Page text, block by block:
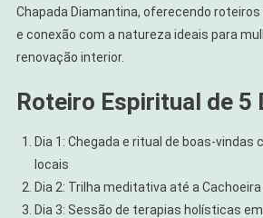
Chapada Diamantina, oferecendo
e conexão com a natureza ideais para
renovação interior.
Roteiro Espiritual de 5
Dia 1: Chegada e ritual de boas-vindas
locais
Dia 2: Trilha meditativa até a
Dia 3: Sessão de terapias holísticas